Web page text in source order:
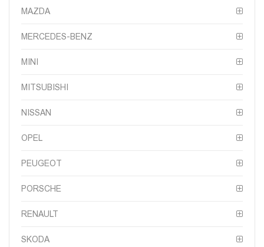
MAZDA
MERCEDES-BENZ
MINI
MITSUBISHI
NISSAN
OPEL
PEUGEOT
PORSCHE
RENAULT
SKODA